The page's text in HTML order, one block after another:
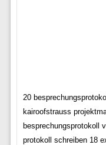
20
kairoofstrauss
besprechungsprotokoll
protokoll schreiben 18